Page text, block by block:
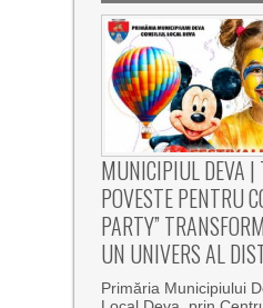
MUNICIPIUL DEVA |
POVESTE PENTRU
PARTY”
UN UNIVERS AL
Primăria Municipiului